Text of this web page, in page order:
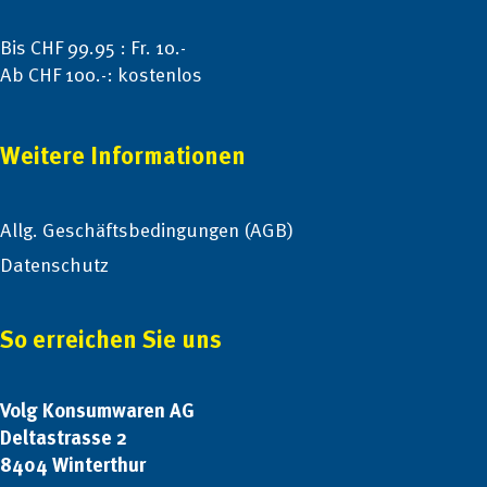
Bis CHF 99.95 : Fr. 10.-
Ab CHF 100.-: kostenlos
Weitere Informationen
Allg. Geschäftsbedingungen (AGB)
Datenschutz
So erreichen Sie uns
Volg Konsumwaren AG
Deltastrasse 2
8404 Winterthur